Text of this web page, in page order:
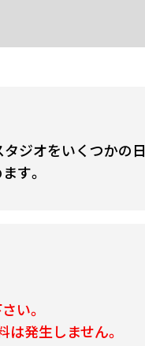
タジオをいくつかの日
す。
い。
発生しません。